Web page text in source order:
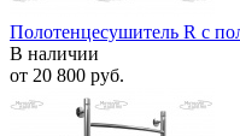
Полотенцесушитель R с
В наличии
от 20 800 руб.